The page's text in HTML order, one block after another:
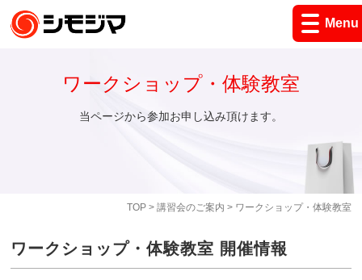
Menu
TOP> 講習会のご案内 > ワークショップ・体験教室
ワークショップ・体験教室
当ページから参加お申し込み頂けます。
ワークショップ・体験教室 開催情報